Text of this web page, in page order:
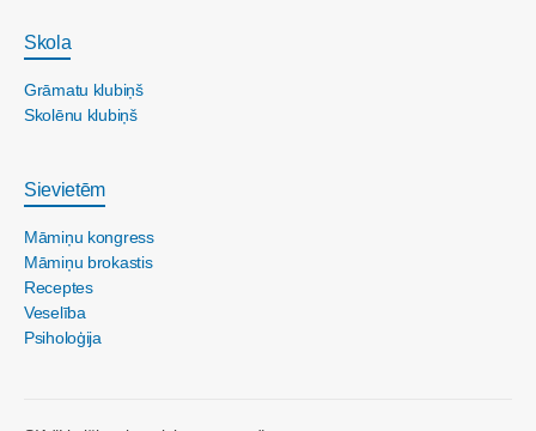
Skola
Grāmatu klubiņš
Skolēnu klubiņš
Sievietēm
Māmiņu kongress
Māmiņu brokastis
Receptes
Veselība
Psiholoģija